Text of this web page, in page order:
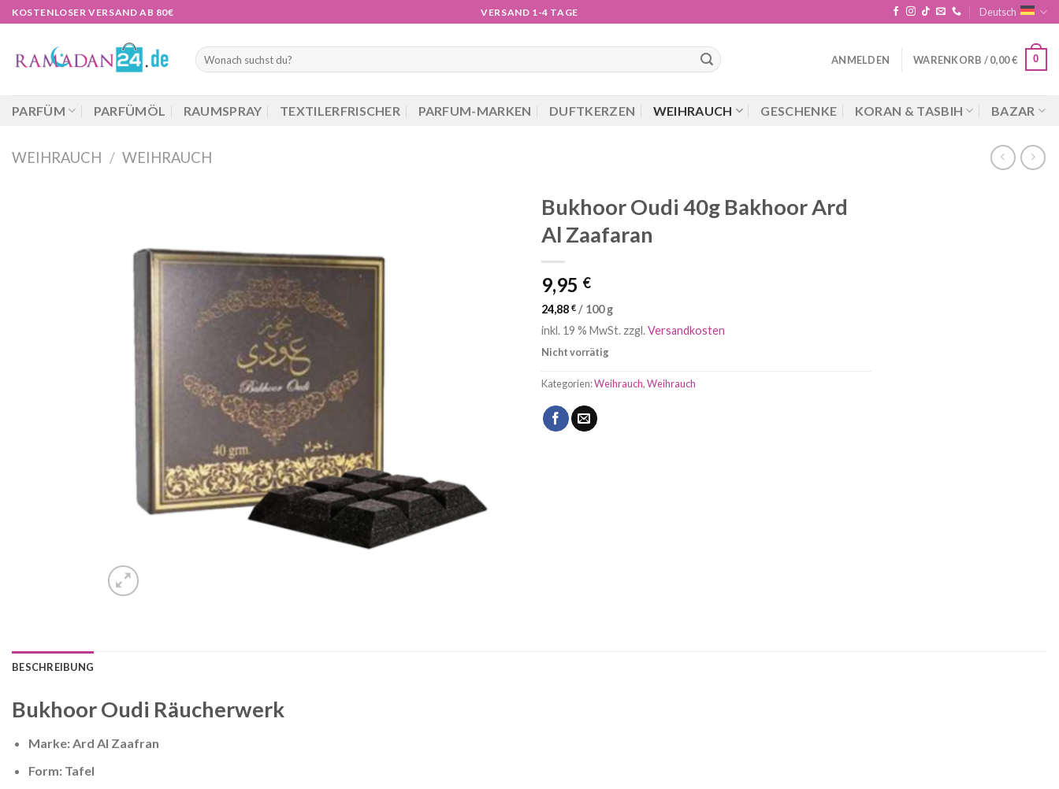
Zum
Inhalt
KOSTENLOSER VERSAND AB 80€ VERSAND 1-4 TAGE Deutsch
Suchen
nach:
ANMELDEN WARENKORB /0,00€ 0
PARFÜM PARFÜMÖL RAUMSPRAY TEXTILERFRISCHER PARFUM-MARKEN DUFTKERZEN WEIHRAUCH GESCHENKE KORAN & TASBIH BAZAR
WEIHRAUCH / WEIHRAUCH
Bukhoor Oudi 40g Bakhoor Ard
Al Zaafaran
9,95 €
24,88 € / 100 g
inkl. 19 % MwSt. zzgl.Versandkosten
Nicht vorrätig
Kategorien:Weihrauch,Weihrauch
BESCHREIBUNG
Bukhoor Oudi Räucherwerk
Marke: Ard Al Zaafran
Form: Tafel